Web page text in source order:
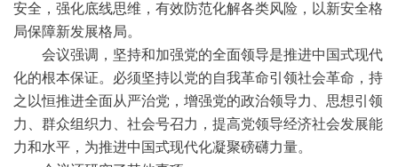
安全，强化底线思维，有效防范化解各类风险，以新安全格
局保障新发展格局。
会议强调，坚持和加强党的全面领导是推进中国式现代
化的根本保证。必须坚持以党的自我革命引领社会革命，持
之以恒推进全面从严治党，增强党的政治领导力、思想引领
力、群众组织力、社会号召力，提高党领导经济社会发展能
力和水平，为推进中国式现代化凝聚磅礴力量。